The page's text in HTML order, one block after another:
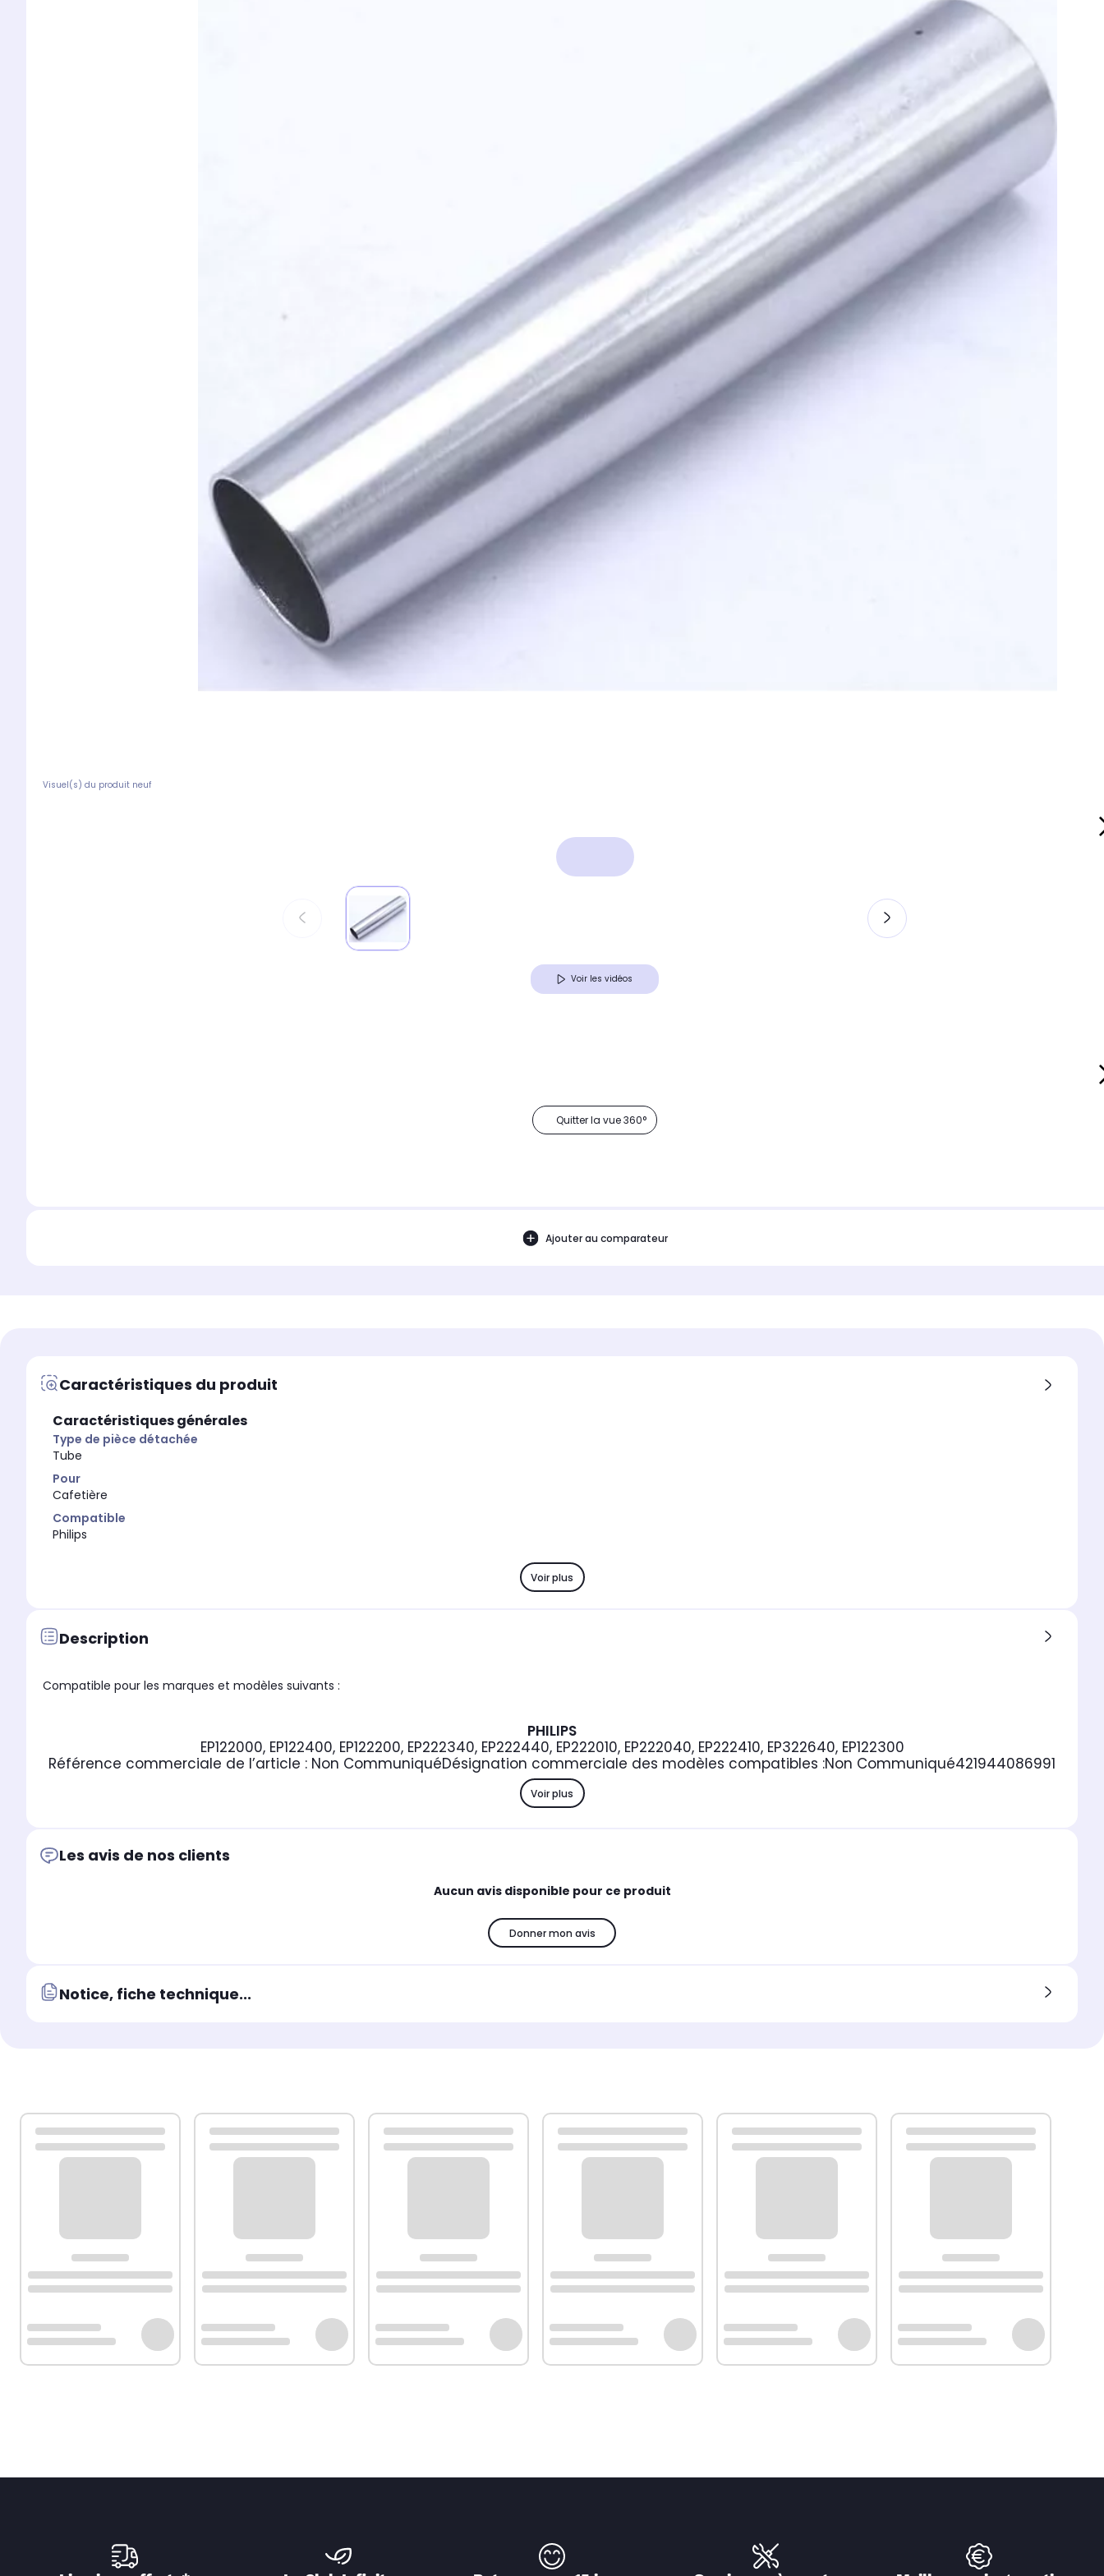
Visuel(s) du produit neuf
Voir les vidéos
Quitter la vue 360°
Ajouter au comparateur
Caractéristiques du produit
Caractéristiques générales
Type de pièce détachée
Tube
Pour
Cafetière
Compatible
Philips
Voir plus
Description
Compatible pour les marques et modèles suivants :
PHILIPS
EP122000, EP122400, EP122200, EP222340, EP222440, EP222010, EP222040, EP222410, EP322640, EP122300
Référence commerciale de l’article : Non CommuniquéDésignation commerciale des modèles compatibles :Non Communiqué421944086991
Voir plus
Les avis de nos clients
Aucun avis disponible pour ce produit
Donner mon avis
Notice, fiche technique...